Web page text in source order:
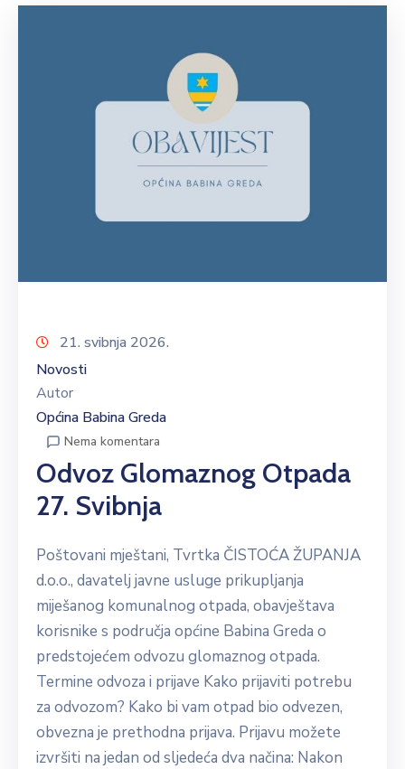
21. svibnja 2026.
Novosti
Autor
Općina Babina Greda
Nema komentara
Odvoz Glomaznog Otpada
27. Svibnja
Poštovani mještani, Tvrtka ČISTOĆA ŽUPANJA
d.o.o., davatelj javne usluge prikupljanja
miješanog komunalnog otpada, obavještava
korisnike s područja općine Babina Greda o
predstojećem odvozu glomaznog otpada.
Termine odvoza i prijave Kako prijaviti potrebu
za odvozom? Kako bi vam otpad bio odvezen,
obvezna je prethodna prijava. Prijavu možete
izvršiti na jedan od sljedeća dva načina: Nakon